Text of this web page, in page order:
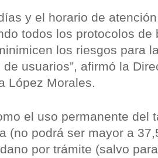
y el horario de
todos los protocolos de
los riesgos para
usuarios”, afirmó la
López Morales.
el uso permanente del
(no podrá ser mayor a
por trámite (salvo